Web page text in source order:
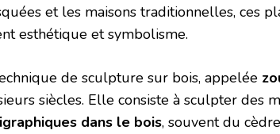
et les maisons traditionnelles, ces
esthétique et symbolisme.
de sculpture sur bois, appelée
siècles. Elle consiste à sculpter des
dans le bois, souvent du